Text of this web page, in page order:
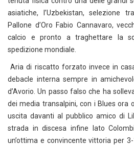
asiatiche, l’Uzbekistan, selezione
Pallone d’Oro Fabio Cannavaro,
calcio e pronto a traghettare la
spedizione mondiale.
Aria di riscatto forzato invece in
debacle interna sempre in
d’Avorio. Un passo falso che ha
dei media transalpini, con i Blues ora
uscita davanti al pubblico amico di
strada in discesa infine lato
un’ottima e convincente vittoria per